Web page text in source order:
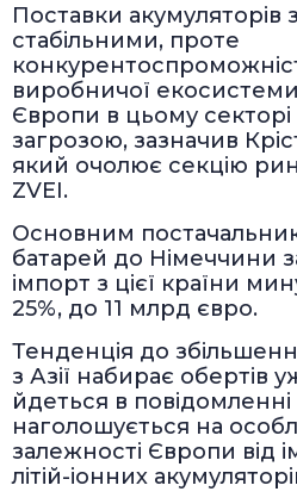
Поставки акумуляторів
стабільними, проте
виробничої
Європи в цьому
загрозою, зазначив
який очолює секцію
ZVEI.
Основним
батарей до Німеччини
імпорт з цієї країни
25%, до 11 млрд євро.
Тенденція до
з Азії набирає обертів
йдеться в
наголошується на
залежності Європи від
літій-іонних